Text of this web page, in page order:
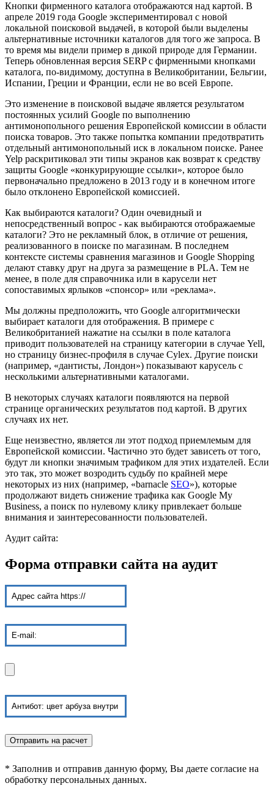
Кнопки фирменного каталога отображаются над картой. В
апреле 2019 года Google экспериментировал с новой
локальной поисковой выдачей, в которой были выделены
альтернативные источники каталогов для того же запроса. В
то время мы видели пример в дикой природе для Германии.
Теперь обновленная версия SERP с фирменными кнопками
каталога, по-видимому, доступна в Великобритании, Бельгии,
Испании, Греции и Франции, если не во всей Европе.
Это изменение в поисковой выдаче является результатом
постоянных усилий Google по выполнению
антимонопольного решения Европейской комиссии в области
поиска товаров. Это также попытка компании предотвратить
отдельный антимонопольный иск в локальном поиске. Ранее
Yelp раскритиковал эти типы экранов как возврат к средству
защиты Google «конкурирующие ссылки», которое было
первоначально предложено в 2013 году и в конечном итоге
было отклонено Европейской комиссией.
Как выбираются каталоги? Один очевидный и
непосредственный вопрос - как выбираются отображаемые
каталоги? Это не рекламный блок, в отличие от решения,
реализованного в поиске по магазинам. В последнем
контексте системы сравнения магазинов и Google Shopping
делают ставку друг на друга за размещение в PLA. Тем не
менее, в поле для справочника или в карусели нет
сопоставимых ярлыков «спонсор» или «реклама».
Мы должны предположить, что Google алгоритмически
выбирает каталоги для отображения. В примере с
Великобританией нажатие на ссылки в поле каталога
приводит пользователей на страницу категории в случае Yell,
но страницу бизнес-профиля в случае Cylex. Другие поиски
(например, «дантисты, Лондон») показывают карусель с
несколькими альтернативными каталогами.
В некоторых случаях каталоги появляются на первой
странице органических результатов под картой. В других
случаях их нет.
Еще неизвестно, является ли этот подход приемлемым для
Европейской комиссии. Частично это будет зависеть от того,
будут ли кнопки значимым трафиком для этих издателей. Если
это так, это может возродить судьбу по крайней мере
некоторых из них (например, «barnacle SEO»), которые
продолжают видеть снижение трафика как Google My
Business, а поиск по нулевому клику привлекает больше
внимания и заинтересованности пользователей.
Аудит сайта:
Форма отправки сайта на аудит
* Заполнив и отправив данную форму, Вы даете согласие на
обработку персональных данных.